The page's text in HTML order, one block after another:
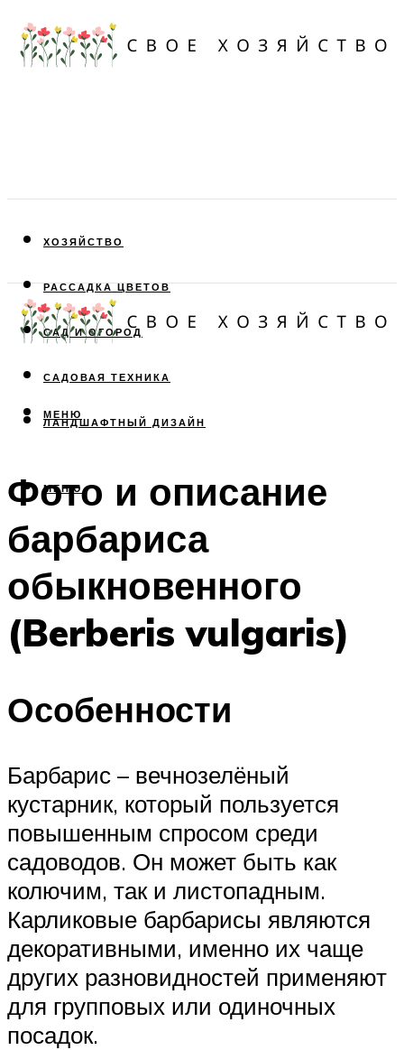
ХОЗЯЙСТВО
РАССАДКА ЦВЕТОВ
САД И ОГОРОД
САДОВАЯ ТЕХНИКА
ЛАНДШАФТНЫЙ ДИЗАЙН
МЕНЮ
МЕНЮ
Фото и описание
барбариса
обыкновенного
(Berberis vulgaris)
Особенности
Барбарис – вечнозелёный
кустарник, который пользуется
повышенным спросом среди
садоводов. Он может быть как
колючим, так и листопадным.
Карликовые барбарисы являются
декоративными, именно их чаще
других разновидностей применяют
для групповых или одиночных
посадок.